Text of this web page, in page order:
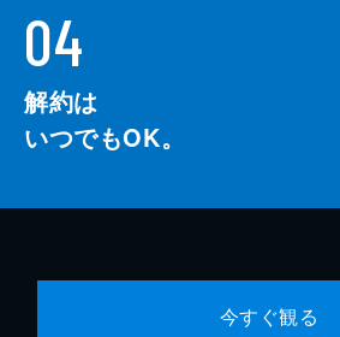
04
解約は
いつでもOK。
今すぐ観る